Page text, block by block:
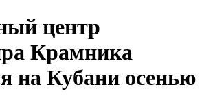
центр
Крамника
на Кубани осенью